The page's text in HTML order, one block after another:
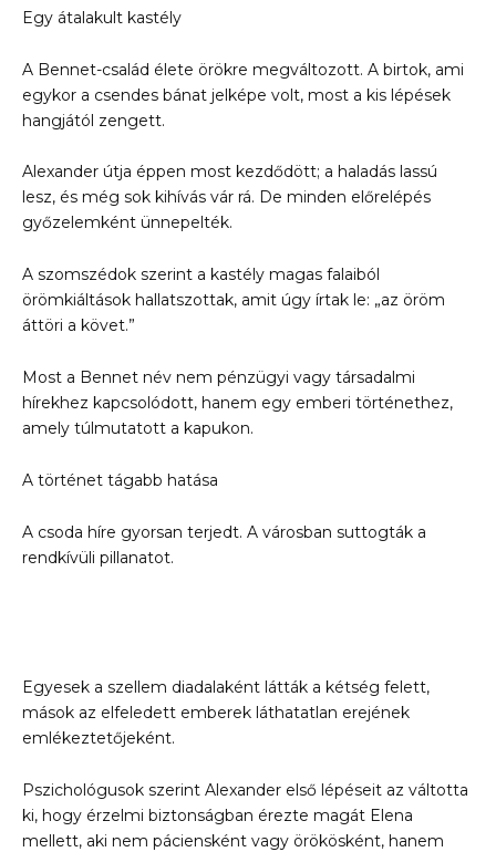
Egy átalakult kastély
A Bennet-család élete örökre megváltozott. A birtok, ami
egykor a csendes bánat jelképe volt, most a kis lépések
hangjától zengett.
Alexander útja éppen most kezdődött; a haladás lassú
lesz, és még sok kihívás vár rá. De minden előrelépés
győzelemként ünnepelték.
A szomszédok szerint a kastély magas falaiból
örömkiáltások hallatszottak, amit úgy írtak le: „az öröm
áttöri a követ.”
Most a Bennet név nem pénzügyi vagy társadalmi
hírekhez kapcsolódott, hanem egy emberi történethez,
amely túlmutatott a kapukon.
A történet tágabb hatása
A csoda híre gyorsan terjedt. A városban suttogták a
rendkívüli pillanatot.
Egyesek a szellem diadalaként látták a kétség felett,
mások az elfeledett emberek láthatatlan erejének
emlékeztetőjeként.
Pszichológusok szerint Alexander első lépéseit az váltotta
ki, hogy érzelmi biztonságban érezte magát Elena
mellett, aki nem páciensként vagy örökösként, hanem